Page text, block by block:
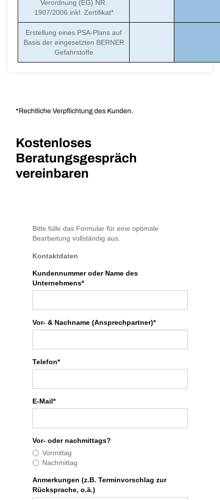
Verordnung (EG) NR.
1907/2006 inkl. Zertifikat*
Erstellung eines PSA-Plans auf
Basis der eingesetzten BERNER
Gefahrstoffe
*Rechtliche Verpflichtung des Kunden.
Kostenloses
Beratungsgespräch
vereinbaren
Bitte fülle das Formular für eine optimale
Bearbeitung vollständig aus.
Kontaktdaten
Kundennummer oder Name des
Unternehmens*
Vor- & Nachname (Ansprechpartner)*
Telefon*
E-Mail*
Vor- oder nachmittags?
Vormittag
Nachmittag
Anmerkungen (z.B. Terminvorschlag zur
Rücksprache, o.ä.)